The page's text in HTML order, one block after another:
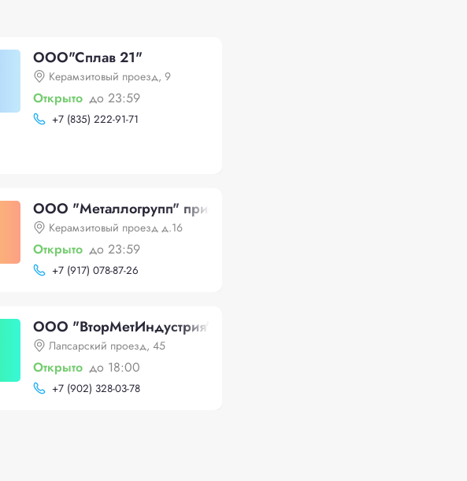
ООО"Сплав 21"
Керамзитовый проезд, 9
Открыто до 23:59
+7 (835) 222-91-71
ООО "Металлогрупп" прием лома металлов
Керамзитовый проезд д.16
Открыто до 23:59
+7 (917) 078-87-26
ООО "ВторМетИндустрия"
Лапсарский проезд, 45
Открыто до 18:00
+7 (902) 328-03-78